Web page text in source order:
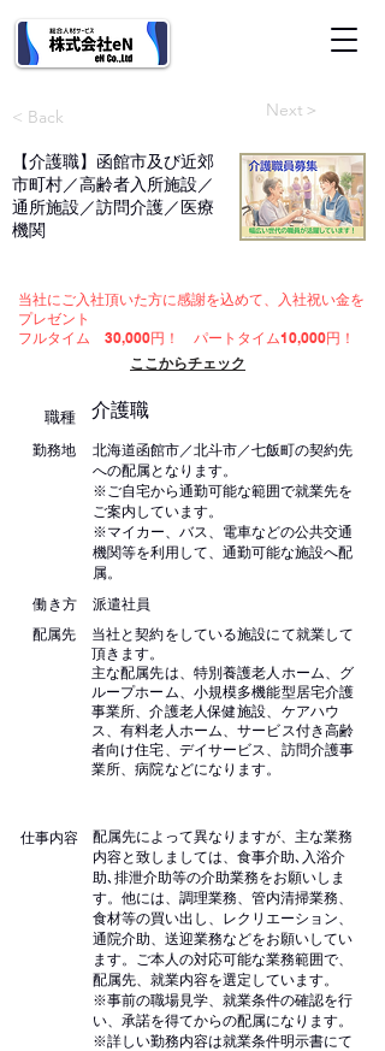
< Back
【介護職】函館市及び近郊
市町村／高齢者入所施設／
通所施設／訪問介護／医療
機関
Next＞
ここからチェック
当社にご入社頂いた方に感謝を込めて、入社祝い金を
プレゼント
フルタイム 30,000円！ パートタイム10,000円！
職種 介護職
勤務地
北海道函館市／北斗市／七飯町の契約先
への配属となります。
※ご自宅から通勤可能な範囲で就業先を
ご案内しています。
※マイカー、バス、電車などの公共交通
機関等を利用して、通勤可能な施設へ配
属。
働き方
派遣社員
配属先
当社と契約をしている施設にて就業して
頂きます。
主な配属先は、特別養護老人ホーム、グ
ループホーム、小規模多機能型居宅介護
事業所、介護老人保健施設、ケアハウ
ス、有料老人ホーム、サービス付き高齢
者向け住宅、デイサービス、訪問介護事
業所、病院などになります。
仕事内容
配属先によって異なりますが、主な業務
内容と致しましては、食事介助､入浴介
助､排泄介助等の介助業務をお願いしま
す。他には、調理業務、管内清掃業務、
食材等の買い出し、レクリエーション、
通院介助、送迎業務などをお願いしてい
ます。ご本人の対応可能な業務範囲で、
配属先、就業内容を選定しています。
※事前の職場見学、就業条件の確認を行
い、承諾を得てからの配属になります。
※詳しい勤務内容は就業条件明示書にて